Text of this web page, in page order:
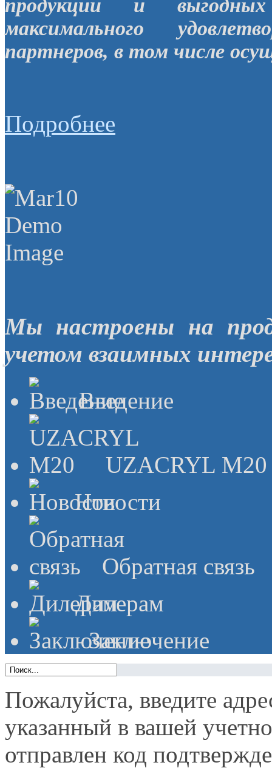
продукции и
максимального
партнеров, в том числе
Подробнее
Мы настроены на
учетом взаимных
Введение
UZACRYL M20
Новости
Обратная связь
Дилерам
Заключение
Пожалуйста, введите
указанный в вашей
отправлен код